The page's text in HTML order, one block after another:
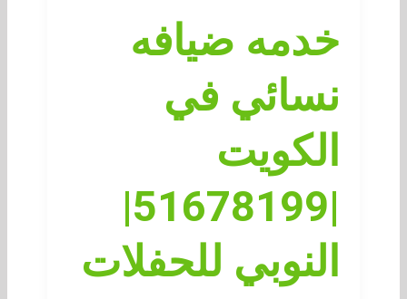
خدمه ضيافه
نسائي في
الكويت
|51678199|
النوبي للحفلات